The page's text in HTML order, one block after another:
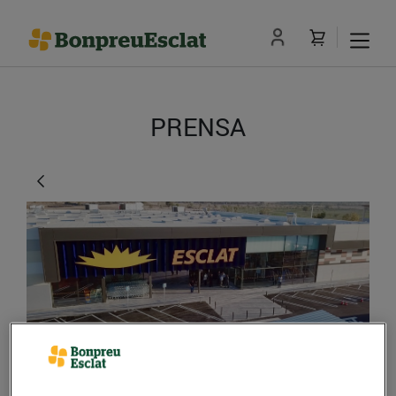
PRENSA
Bon Preu obrirà 20